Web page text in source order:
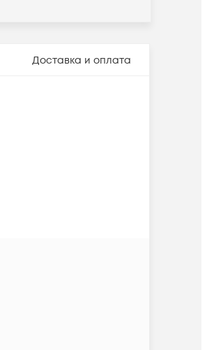
Доставка и оплата